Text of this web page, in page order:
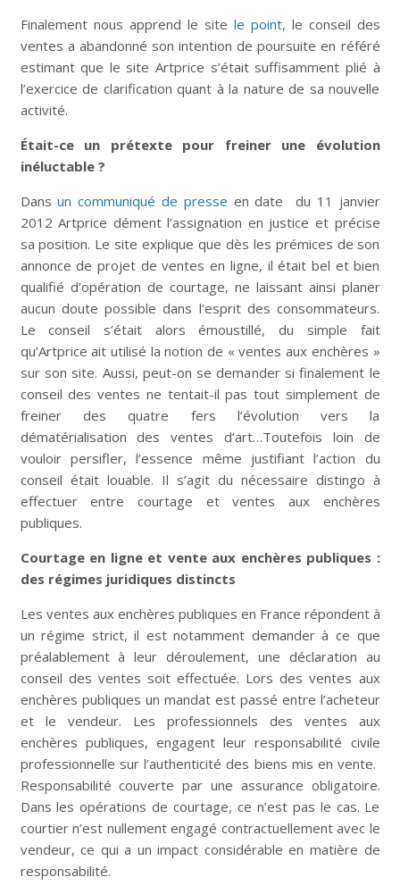
Finalement nous apprend le site le point, le conseil des
ventes a abandonné son intention de poursuite en référé
estimant que le site Artprice s’était suffisamment plié à
l’exercice de clarification quant à la nature de sa nouvelle
activité.
Était-ce un prétexte pour freiner une évolution
inéluctable ?
Dansun communiqué de presse en date du 11 janvier
2012 Artprice dément l’assignation en justice et précise
sa position. Le site explique que dès les prémices de son
annonce de projet de ventes en ligne, il était bel et bien
qualifié d’opération de courtage, ne laissant ainsi planer
aucun doute possible dans l’esprit des consommateurs.
Le conseil s’était alors émoustillé, du simple fait
qu’Artprice ait utilisé la notion de « ventes aux enchères »
sur son site. Aussi, peut-on se demander si finalement le
conseil des ventes ne tentait-il pas tout simplement de
freiner des quatre fers l’évolution vers la
dématérialisation des ventes d’art…Toutefois loin de
vouloir persifler, l’essence même justifiant l’action du
conseil était louable. Il s’agit du nécessaire distingo à
effectuer entre courtage et ventes aux enchères
publiques.
Courtage en ligne et vente aux enchères publiques :
des régimes juridiques distincts
Les ventes aux enchères publiques en France répondent à
un régime strict, il est notamment demander à ce que
préalablement à leur déroulement, une déclaration au
conseil des ventes soit effectuée. Lors des ventes aux
enchères publiques un mandat est passé entre l’acheteur
et le vendeur. Les professionnels des ventes aux
enchères publiques, engagent leur responsabilité civile
professionnelle sur l’authenticité des biens mis en vente.
Responsabilité couverte par une assurance obligatoire.
Dans les opérations de courtage, ce n’est pas le cas. Le
courtier n’est nullement engagé contractuellement avec le
vendeur, ce qui a un impact considérable en matière de
responsabilité.